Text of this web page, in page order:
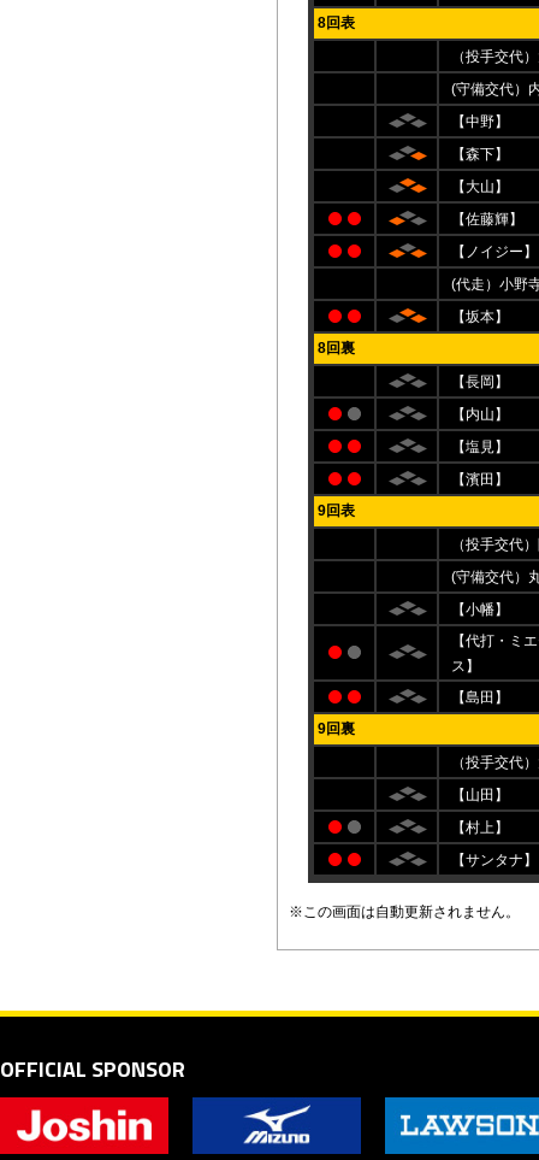
8回表
（投手交
(守備交代）
【中野】
【森下】
【大山】
【佐藤輝】
【ノイジー】
(代走）小野
【坂本】
8回裏
【長岡】
【内山】
【塩見】
【濱田】
9回表
（投手交
(守備交代）
【小幡】
【代打・ミ
ス】
【島田】
9回裏
（投手交
【山田】
【村上】
【サンタナ】
※この画面は自動更新されません。
OFFICIAL SPONSOR